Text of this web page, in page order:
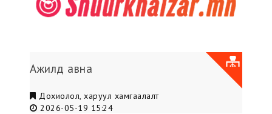
Ажилд авна
Дохиолол, харуул хамгаалалт
2026-05-19 15:24